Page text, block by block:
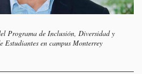
Programa de Inclusión, Diversidad y
Estudiantes en campus Monterrey